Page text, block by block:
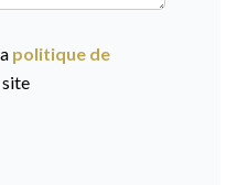
politique de
site